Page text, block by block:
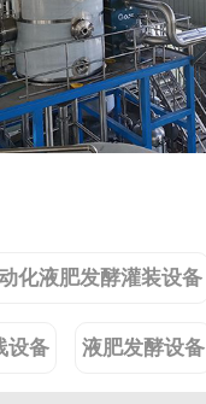
化液肥发酵灌装设备
设备 液肥发酵设备